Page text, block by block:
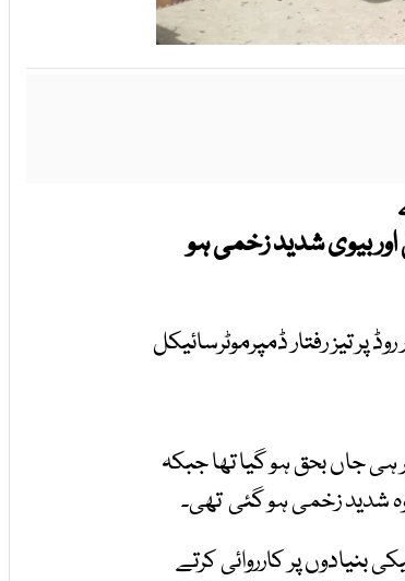
اور بیوی شدید زخمی ہو
روڈ پر تیز رفتار ڈمپرموٹرسائیکل
جاں بحق ہو گیا تھا جبکہ
شدید زخمی ہو گئی تھی۔
پر کارروائی کرتے